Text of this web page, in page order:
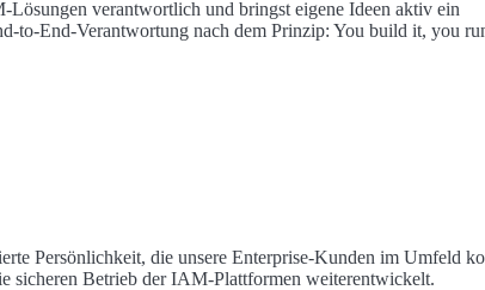
verantwortlich und bringst eigene Ideen aktiv ein
to-End-Verantwortung nach dem Prinzip: You build it, you
Persönlichkeit, die unsere Enterprise-Kunden im Umfeld
sicheren Betrieb der IAM-Plattformen weiterentwickelt.